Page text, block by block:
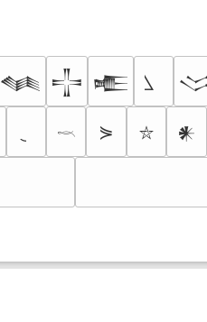
𒈝 𒋲 𒍫
𓎖 ⋟ ⛥ 𒀭